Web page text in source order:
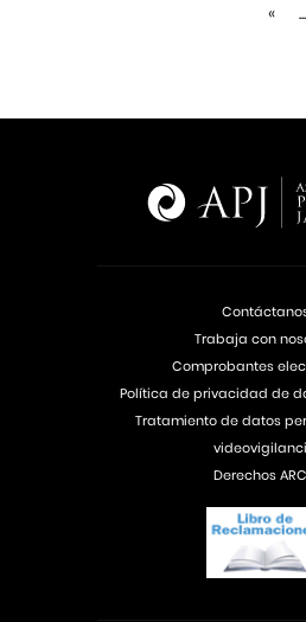
« ...
Trabaja con
Comprobantes
Política de privacidad de
Tratamiento de datos
Derechos